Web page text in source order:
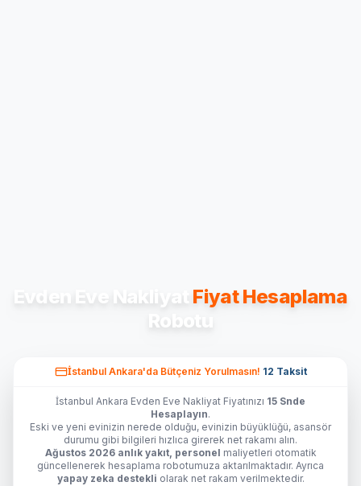
Evden Eve Nakliyat Fiyat Hesaplama
Robotu
İstanbul Ankara'daBütçeniz Yorulmasın! 12 Taksit
İstanbul Ankara Evden Eve Nakliyat Fiyatınızı 15 Snde
Hesaplayın.
Eski ve yeni evinizin nerede olduğu, evinizin büyüklüğü, asansör
durumu gibi bilgileri hızlıca girerek net rakamı alın.
Ağustos 2026 anlık yakıt, personel maliyetleri otomatik
güncellenerek hesaplama robotumuza aktarılmaktadır. Ayrıca
yapay zeka destekli olarak net rakam verilmektedir.